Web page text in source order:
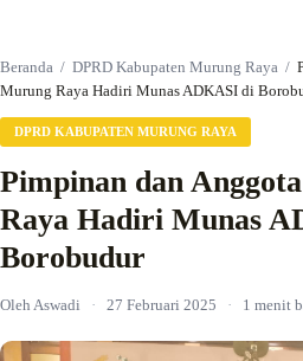
Beranda / DPRD Kabupaten Murung Raya /
Murung Raya Hadiri Munas ADKASI di
DPRD KABUPATEN MURUNG RAYA
Pimpinan dan
Raya Hadiri Munas
Borobudur
Oleh Aswadi · 27 Februari 2025 · 1 menit